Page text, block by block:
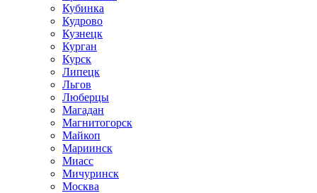
Кубинка
Кудрово
Кузнецк
Курган
Курск
Липецк
Льгов
Люберцы
Магадан
Магнитогорск
Майкоп
Мариинск
Миасс
Мичуринск
Москва